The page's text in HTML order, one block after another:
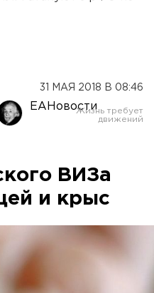
31 МАЯ 2018 В 08:46
ЕАНовости
ВИЗа
и крыс